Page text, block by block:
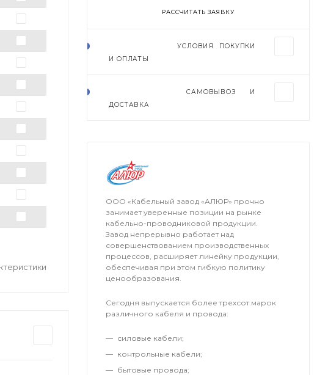
РАССЧИТАТЬ ЗАЯВКУ
УСЛОВИЯ ПОКУПКИ
И ОПЛАТЫ
САМОВЫВОЗ И
ДОСТАВКА
ООО «Кабельный завод «АЛЮР» прочно
занимает уверенные позиции на рынке
кабельно-проводниковой продукции.
Завод непрерывно работает над
совершенствованием производственных
процессов, расширяет линейку продукции,
обеспечивая при этом гибкую политику
ценообразования.
Сегодня выпускается более трехсот марок
различного кабеля и провода:
силовые кабели;
контрольные кабели;
бытовые провода;